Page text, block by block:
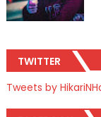
TWITTER
Tweets by